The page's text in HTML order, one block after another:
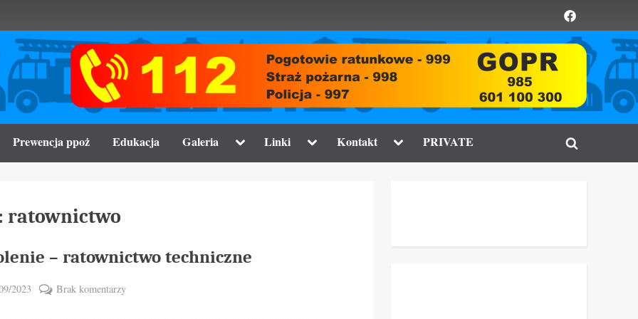
Element
menu
Prewencja ppoż Edukacja Galeria Toggle
menu
Linki Toggle
menu
Kontakt Toggle
menu
PRIVATE
Toggle
ratownictwo
– ratownictwo techniczne
2023
Brak komentarzydo